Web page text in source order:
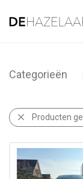
Categorieën
Producten